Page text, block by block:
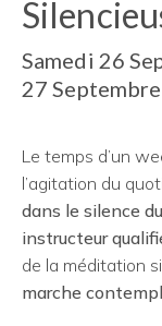
Samedi 26
27
Le temps d’un
l’agitation du
dans le silence
instructeur
de la méditation
marche